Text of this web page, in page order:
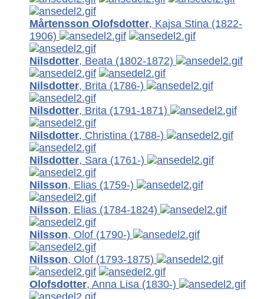
Mårtensson Olofsdotter, Kajsa Stina (1822-
1906)
Nilsdotter, Beata (1802-1872)
Nilsdotter, Brita (1786-)
Nilsdotter, Brita (1791-1871)
Nilsdotter, Christina (1788-)
Nilsdotter, Sara (1761-)
Nilsson, Elias (1759-)
Nilsson, Elias (1784-1824)
Nilsson, Olof (1790-)
Nilsson, Olof (1793-1875)
Olofsdotter, Anna Lisa (1830-)